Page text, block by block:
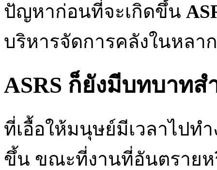
ปัญหาก่อนที่จะเกิดขึ้น
บริหารจัดการคลังในหล
ASRS ก็ยังมีบทบาท
ที่เอื้อให้มนุษย์มีเวลาไป
ขึ้น ขณะที่งานที่อันตราย